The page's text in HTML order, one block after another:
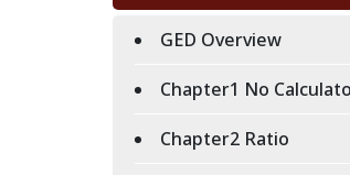
GED Overview
Chapter1 No
Chapter2 Ratio